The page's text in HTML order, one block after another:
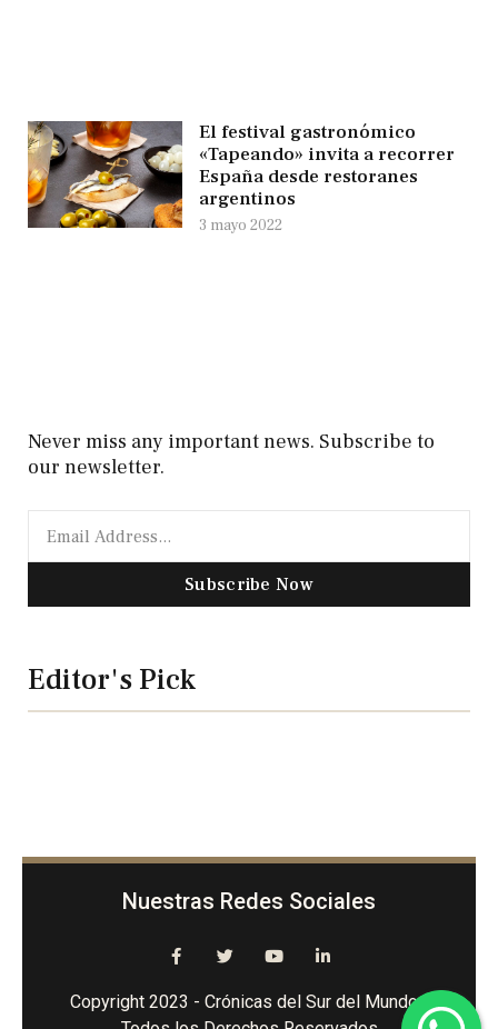
El festival gastronómico
«Tapeando» invita a recorrer
España desde restoranes
argentinos
3 mayo 2022
Never miss any important news. Subscribe to
our newsletter.
Subscribe Now
Editor's Pick
Nuestras Redes Sociales
Copyright 2023 - Crónicas del Sur del Mundo -